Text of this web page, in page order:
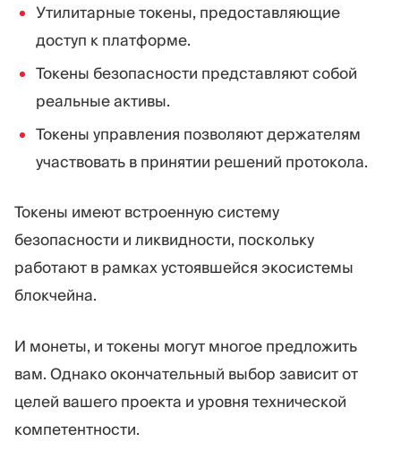
Утилитарные токены, предоставляющие
доступ к платформе.
Токены безопасности представляют собой
реальные активы.
Токены управления позволяют держателям
участвовать в принятии решений протокола.
Токены имеют встроенную систему
безопасности и ликвидности, поскольку
работают в рамках устоявшейся экосистемы
блокчейна.
И монеты, и токены могут многое предложить
вам. Однако окончательный выбор зависит от
целей вашего проекта и уровня технической
компетентности.